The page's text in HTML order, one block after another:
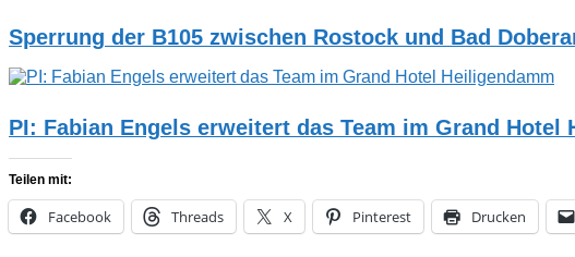
Sperrung der B105 zwischen Rostock und Bad
PI: Fabian Engels erweitert das Team im Grand Hotel
Teilen mit:
Facebook Threads X Pinterest Drucken